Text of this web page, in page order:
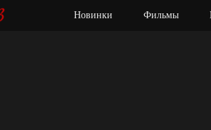
Новинки Фильмы